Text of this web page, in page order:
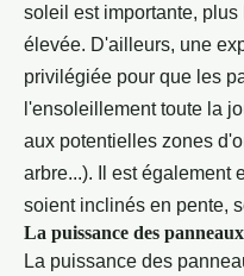
soleil est importante,
élevée. D'ailleurs, une
privilégiée pour que les
l'ensoleillement toute la
aux potentielles zones
arbre...). Il est également
soient inclinés en pente,
La puissance des panneaux
La puissance des